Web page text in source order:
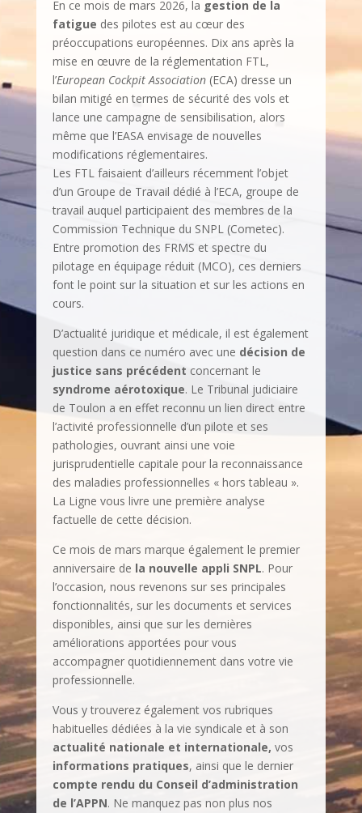
En ce mois de mars 2026, la gestion de la
fatigue des pilotes est au cœur des
préoccupations européennes. Dix ans après la
mise en œuvre de la réglementation FTL,
l’European Cockpit Association(ECA) dresse un
bilan mitigé en termes de sécurité des vols et
lance une campagne de sensibilisation, alors
même que l’EASA envisage de nouvelles
modifications réglementaires.
Les FTL faisaient d’ailleurs récemment l’objet
d’un Groupe de Travail dédié à l’ECA, groupe de
travail auquel participaient des membres de la
Commission Technique du SNPL (Cometec).
Entre promotion des FRMS et spectre du
pilotage en équipage réduit (MCO), ces derniers
font le point sur la situation et sur les actions en
cours.
D’actualité juridique et médicale, il est également
question dans ce numéro avec une décision de
justice sans précédent concernant le
syndrome aérotoxique. Le Tribunal judiciaire
de Toulon a en effet reconnu un lien direct entre
l’activité professionnelle d’un pilote et ses
pathologies, ouvrant ainsi une voie
jurisprudentielle capitale pour la reconnaissance
des maladies professionnelles « hors tableau ».
La Ligne vous livre une première analyse
factuelle de cette décision.
Ce mois de mars marque également le premier
anniversaire de la nouvelle appli SNPL. Pour
l’occasion, nous revenons sur ses principales
fonctionnalités, sur les documents et services
disponibles, ainsi que sur les dernières
améliorations apportées pour vous
accompagner quotidiennement dans votre vie
professionnelle.
Vous y trouverez également vos rubriques
habituelles dédiées à la vie syndicale et à son
actualité nationale et internationale, vos
informations pratiques, ainsi que le dernier
compte rendu du Conseil d’administration
de l’APPN. Ne manquez pas non plus nos